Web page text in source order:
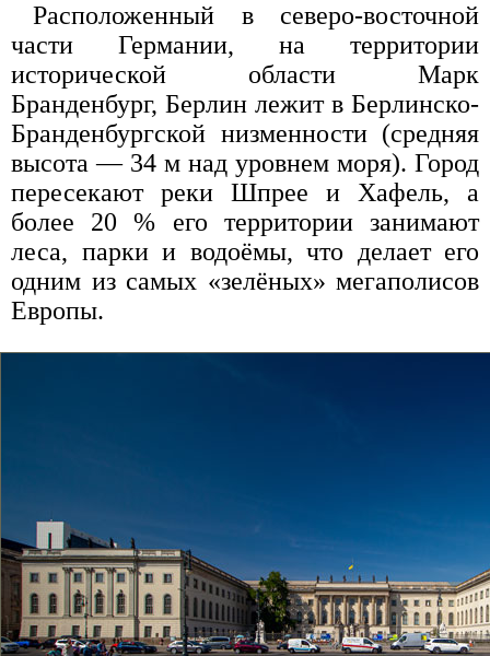
Расположенный в северо-восточной
части Германии, на территории
исторической области Марк
Бранденбург, Берлин лежит в Берлинско-
Бранденбургской низменности (средняя
высота — 34 м над уровнем моря). Город
пересекают реки Шпрее и Хафель, а
более 20 % его территории занимают
леса, парки и водоёмы, что делает его
одним из самых «зелёных» мегаполисов
Европы.